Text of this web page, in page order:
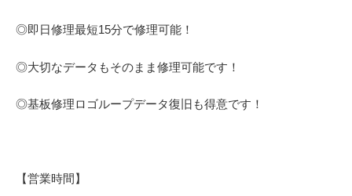
◎即日修理最短15分で修理可能！
◎大切なデータもそのまま修理可能です！
◎基板修理ロゴループデータ復旧も得意です！
【営業時間】